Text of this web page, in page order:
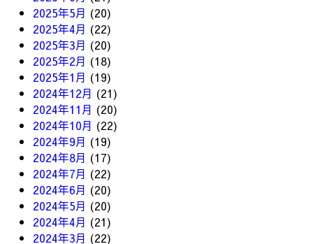
2025年5月 (20)
2025年4月 (22)
2025年3月 (20)
2025年2月 (18)
2025年1月 (19)
2024年12月 (21)
2024年11月 (20)
2024年10月 (22)
2024年9月 (19)
2024年8月 (17)
2024年7月 (22)
2024年6月 (20)
2024年5月 (20)
2024年4月 (21)
2024年3月 (22)